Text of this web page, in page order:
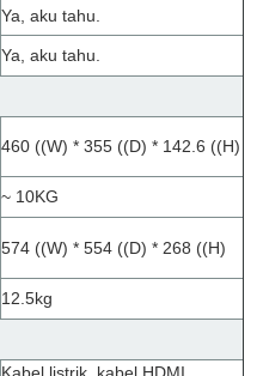
Ya, aku tahu.
Ya, aku tahu.
460 ((W) * 355 ((D) * 142.6 ((H)
~ 10KG
574 ((W) * 554 ((D) * 268 ((H)
12.5kg
Kabel listrik, kabel HDMI